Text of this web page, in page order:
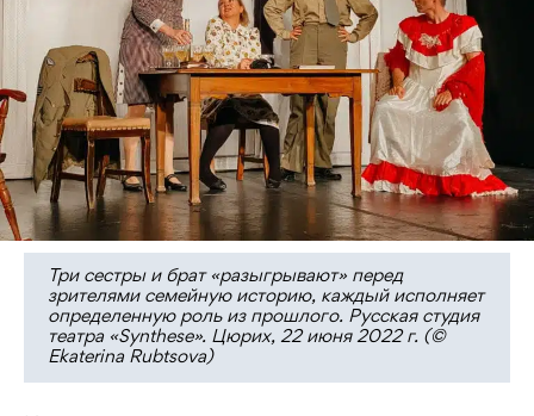
Три сестры и брат «разыгрывают» перед
зрителями семейную историю, каждый исполняет
определенную роль из прошлого. Русская студия
театра «Synthese». Цюрих, 22 июня 2022 г. (©
Ekaterina Rubtsova)